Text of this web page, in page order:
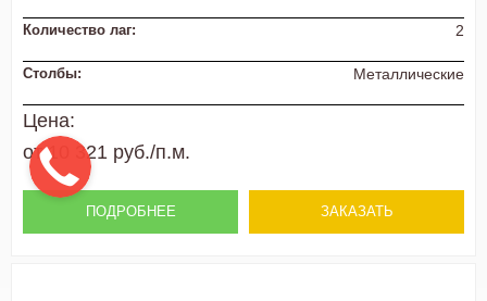
Количество лаг: 2
Столбы: Металлические
Цена:
от 10 321 руб./п.м.
ПОДРОБНЕЕ ЗАКАЗАТЬ